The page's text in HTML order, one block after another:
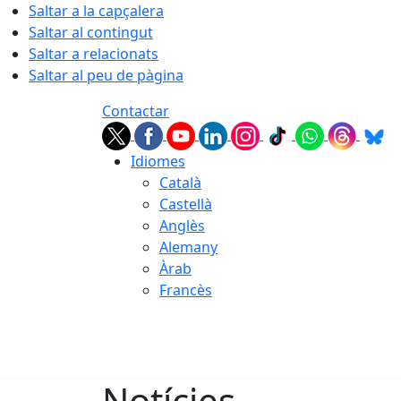
Saltar a la capçalera
Saltar al contingut
Saltar a relacionats
Saltar al peu de pàgina
Contactar
Idiomes
Català
Castellà
Anglès
Alemany
Àrab
Francès